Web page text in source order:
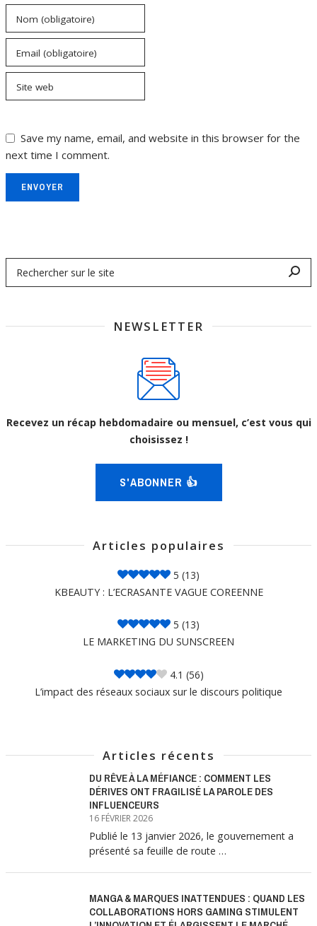
Nom (obligatoire)
Email (obligatoire)
Site web
Save my name, email, and website in this browser for the
next time I comment.
ENVOYER
NEWSLETTER
Recevez un récap hebdomadaire ou mensuel, c’est vous qui
choisissez !
S'ABONNER 👍
Articles populaires
5 (13)
KBEAUTY : L’ECRASANTE VAGUE COREENNE
5 (13)
LE MARKETING DU SUNSCREEN
4.1 (56)
L’impact des réseaux sociaux sur le discours politique
Articles récents
DU RÊVE À LA MÉFIANCE : COMMENT LES
DÉRIVES ONT FRAGILISÉ LA PAROLE DES
INFLUENCEURS
16 FÉVRIER 2026
Publié le 13 janvier 2026, le gouvernement a
présenté sa feuille de route …
MANGA & MARQUES INATTENDUES : QUAND LES
COLLABORATIONS HORS GAMING STIMULENT